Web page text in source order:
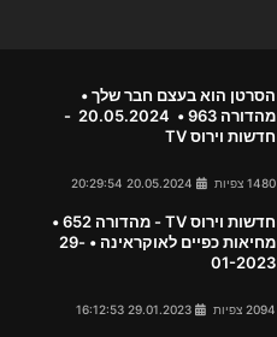
הסרטן הוא בעצם חבר שלך •
מהדורה 963 • 20.05.2024 -
חדשות וירוס TV
1480 צפיות
חדשות וירוס TV - מהדורה 652 •
מחיאות כפיים לאוקראינה • 29-
01-2023
2094 צפיות